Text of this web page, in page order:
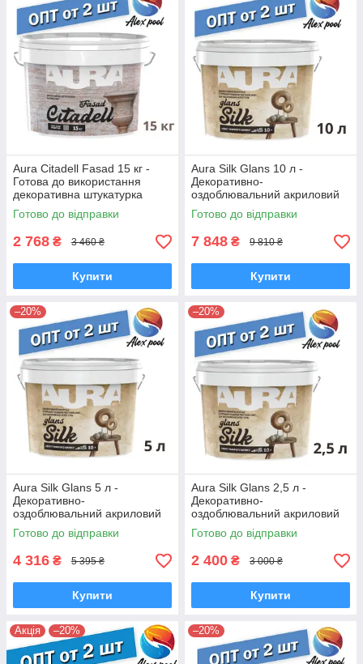
Aura Citadell Fasad 15 кг -
Готова до використання
декоративна штукатурка
Готово до відправки
2 768 ₴ 3 460 ₴
Купити
Aura Silk Glans 10 л -
Декоративно-
оздоблювальний акриловий
лакофарбовий матеріал,
Ефект мокрого шовку
Готово до відправки
7 848 ₴ 9 810 ₴
Купити
–20%
Aura Silk Glans 5 л -
Декоративно-
оздоблювальний акриловий
лакофарбовий матеріал,
Ефект мокрого шовку
Готово до відправки
4 316 ₴ 5 395 ₴
Купити
–20%
Aura Silk Glans 2,5 л -
Декоративно-
оздоблювальний акриловий
лакофарбовий матеріал,
Ефект мокрого шовку
Готово до відправки
2 400 ₴ 3 000 ₴
Купити
Акція –20% –20%